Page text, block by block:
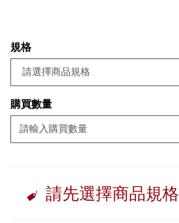
規格
購買數量
請先選擇商品規格